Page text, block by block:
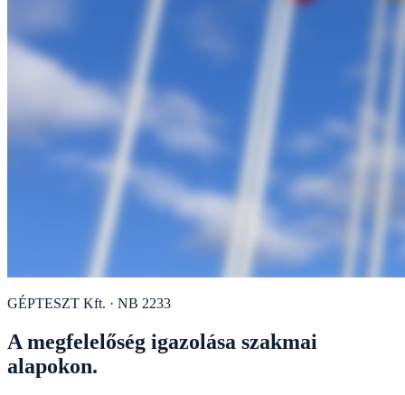
GÉPTESZT Kft. · NB 2233
A megfelelőség igazolása szakmai
alapokon.